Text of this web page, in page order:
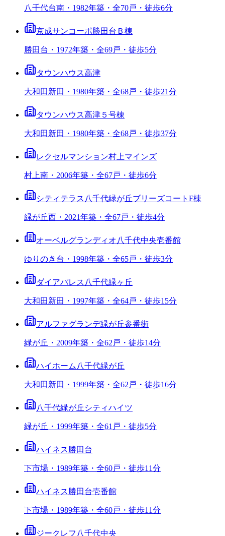
八千代台南・1982年築・全70戸・徒歩6分
京成サンコーポ勝田台Ｂ棟
勝田台・1972年築・全69戸・徒歩5分
タウンハウス高津
大和田新田・1980年築・全68戸・徒歩21分
タウンハウス高津５号棟
大和田新田・1980年築・全68戸・徒歩37分
レクセルマンション村上マインズ
村上南・2006年築・全67戸・徒歩6分
シティテラス八千代緑が丘ブリーズコートF棟
緑が丘西・2021年築・全67戸・徒歩4分
オーベルグランディオ八千代中央壱番館
ゆりのき台・1998年築・全65戸・徒歩3分
ダイアパレス八千代緑ヶ丘
大和田新田・1997年築・全64戸・徒歩15分
アルファグランデ緑が丘参番街
緑が丘・2009年築・全62戸・徒歩14分
ハイホーム八千代緑が丘
大和田新田・1999年築・全62戸・徒歩16分
八千代緑が丘シティハイツ
緑が丘・1999年築・全61戸・徒歩5分
ハイネス勝田台
下市場・1989年築・全60戸・徒歩11分
ハイネス勝田台壱番館
下市場・1989年築・全60戸・徒歩11分
ジークレフ八千代中央